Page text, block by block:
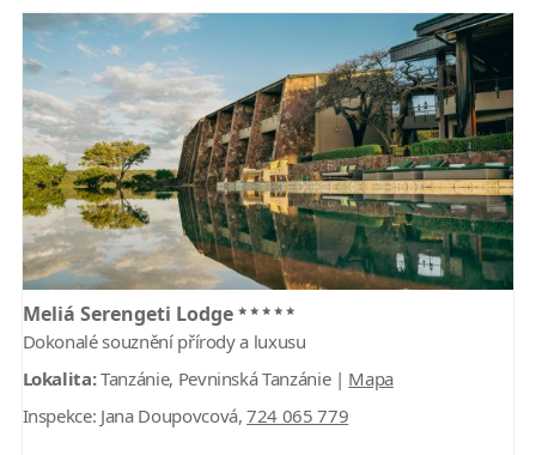
Meliá Serengeti Lodge*****
Dokonalé souznění přírody a luxusu
Lokalita:Tanzánie, Pevninská Tanzánie | Mapa
Inspekce: Jana Doupovcová,724 065 779